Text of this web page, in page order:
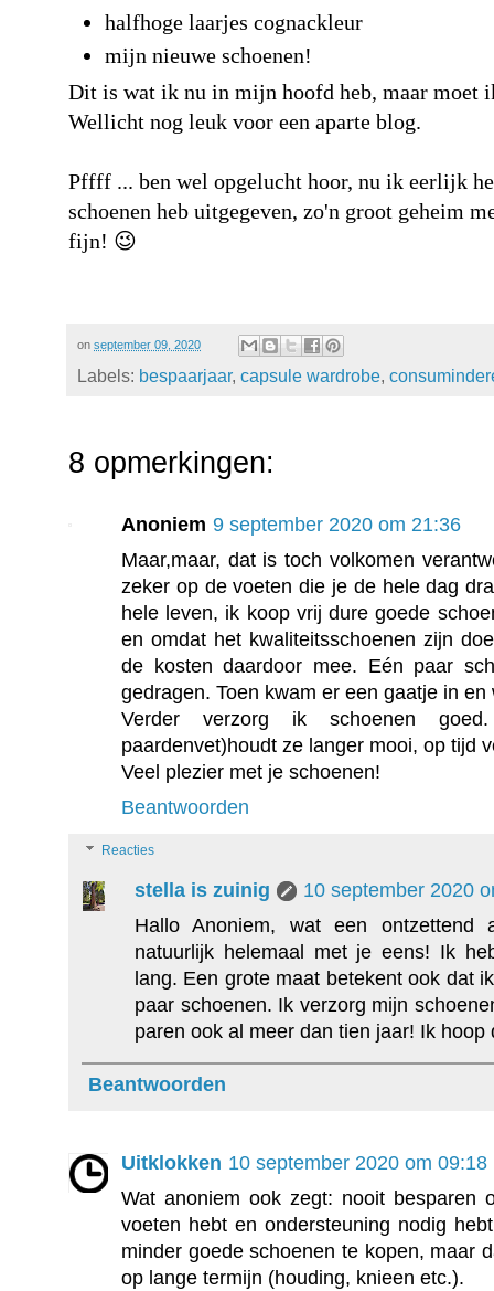
halfhoge laarjes cognackleur
mijn nieuwe schoenen!
Dit is wat ik nu in mijn hoofd heb, maar moet
Wellicht nog leuk voor een aparte blog.
Pffff ... ben wel opgelucht hoor, nu ik eerlijk
schoenen heb uitgegeven, zo'n groot geheim
fijn! 😉
on september 09, 2020
Labels: bespaarjaar, capsule wardrobe,
8 opmerkingen:
Anoniem 9 september 2020 om 21:36
Maar,maar, dat is toch volkomen
zeker op de voeten die je de hele dag
hele leven, ik koop vrij dure goede
en omdat het kwaliteitsschoenen zijn
de kosten daardoor mee. Eén paar
gedragen. Toen kwam er een gaatje in
Verder verzorg ik schoenen
paardenvet)houdt ze langer mooi, op tijd
Veel plezier met je schoenen!
Beantwoorden
Reacties
stella is zuinig
10 september 2020
Hallo Anoniem, wat een
natuurlijk helemaal met je eens! Ik
lang. Een grote maat betekent ook dat
paar schoenen. Ik verzorg mijn
paren ook al meer dan tien jaar! Ik
Beantwoorden
Uitklokken 10 september 2020 om 09:18
Wat anoniem ook zegt: nooit besparen
voeten hebt en ondersteuning nodig
minder goede schoenen te kopen, maar
op lange termijn (houding, knieen etc.).